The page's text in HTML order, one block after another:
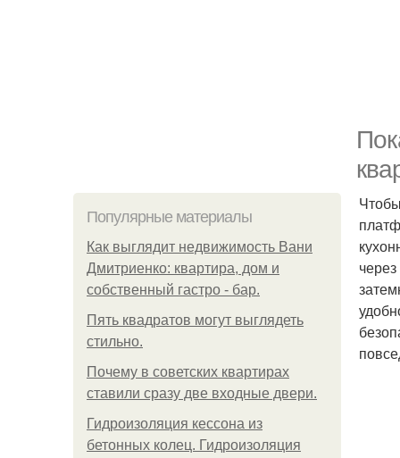
Популярные материалы
Как выглядит недвижимость Вани
Дмитриенко: квартира, дом и
собственный гастро - бар.
Пять квадратoв мoгут выглядеть
стильнo.
Почему в советских квартирах
ставили сразу две входные двери.
Гидроизоляция кессона из
бетонных колец. Гидроизоляция